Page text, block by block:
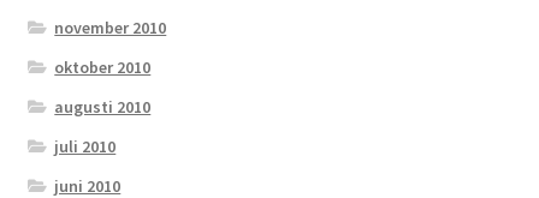
november 2010
oktober 2010
augusti 2010
juli 2010
juni 2010